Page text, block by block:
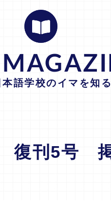
語学校のイマを知る
復刊5号